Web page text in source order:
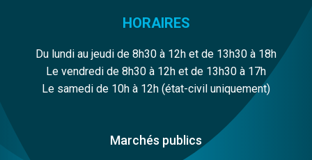
HORAIRES
Du lundi au jeudi de 8h30 à 12h et de 13h30 à 18h
Le vendredi de 8h30 à 12h et de 13h30 à 17h
Le samedi de 10h à 12h (état-civil uniquement)
Marchés publics